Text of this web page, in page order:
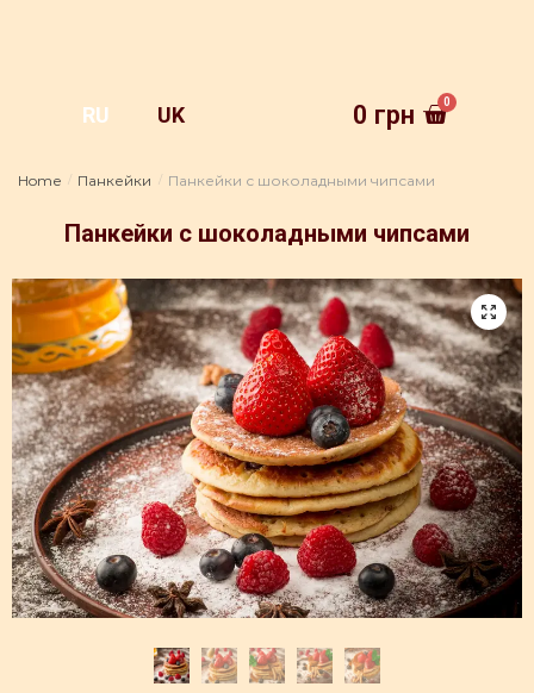
RU UK 0 грн
Home / Панкейки / Панкейки с шоколадными чипсами
Панкейки с шоколадными чипсами
🔍